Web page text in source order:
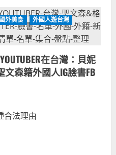
國外美食
外國人遊台灣
在台灣：貝妮
文森籍外國人IG臉書FB
合法理由